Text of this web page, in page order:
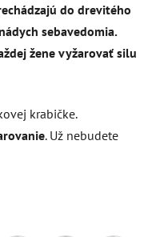
do drevitého
sebavedomia.
žene vyžarovať silu
krabičke.
. Už nebudete